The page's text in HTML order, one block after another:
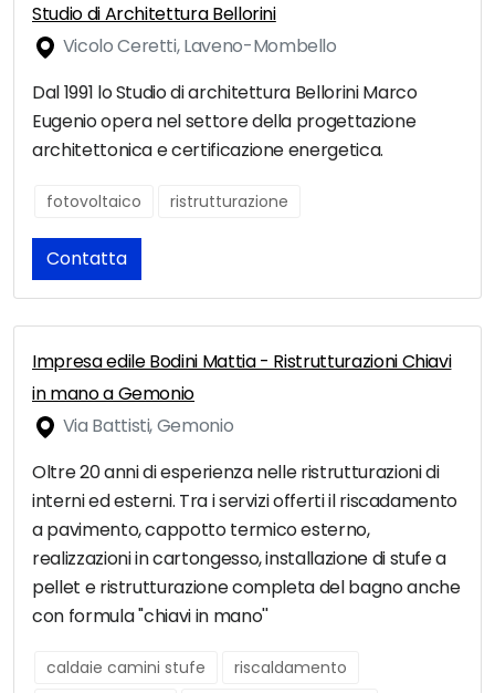
Studio di Architettura Bellorini
Vicolo Ceretti, Laveno-Mombello
Dal 1991 lo Studio di architettura Bellorini Marco
Eugenio opera nel settore della progettazione
architettonica e certificazione energetica.
fotovoltaico ristrutturazione
Contatta
Impresa edile Bodini Mattia - Ristrutturazioni Chiavi
in mano a Gemonio
Via Battisti, Gemonio
Oltre 20 anni di esperienza nelle ristrutturazioni di
interni ed esterni. Tra i servizi offerti il riscadamento
a pavimento, cappotto termico esterno,
realizzazioni in cartongesso, installazione di stufe a
pellet e ristrutturazione completa del bagno anche
con formula ''chiavi in mano''
caldaie camini stufe
riscaldamento